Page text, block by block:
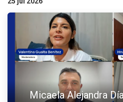
Micaela Alejandra